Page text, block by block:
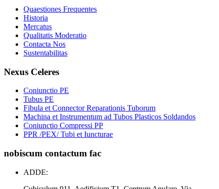
Quaestiones Frequentes
Historia
Mercatus
Qualitatis Moderatio
Contacta Nos
Sustentabilitas
Nexus Celeres
Coniunctio PE
Tubus PE
Fibula et Connector Reparationis Tuborum
Machina et Instrumentum ad Tubos Plasticos Soldandos
Coniunctio Compressi PP
PPR /PEX/ Tubi et Iuncturae
nobiscum contactum fac
ADDE: